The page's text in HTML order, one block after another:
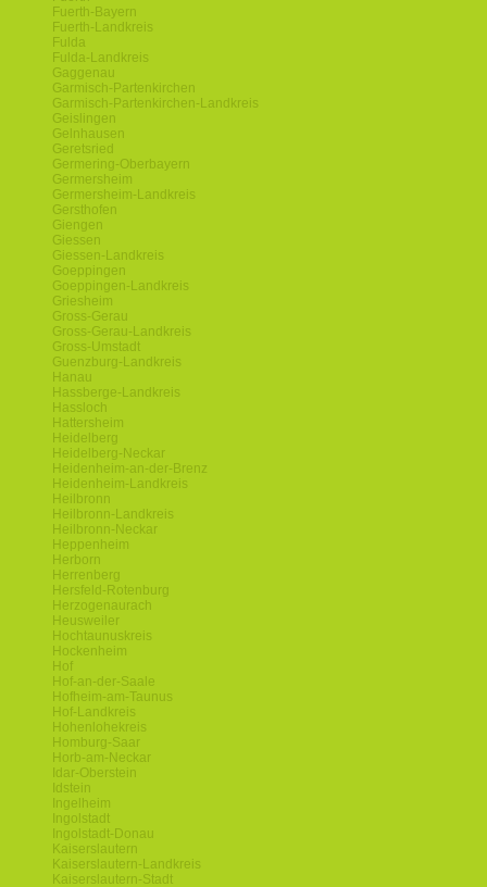
Fuerth-Bayern
Fuerth-Landkreis
Fulda
Fulda-Landkreis
Gaggenau
Garmisch-Partenkirchen
Garmisch-Partenkirchen-Landkreis
Geislingen
Gelnhausen
Geretsried
Germering-Oberbayern
Germersheim
Germersheim-Landkreis
Gersthofen
Giengen
Giessen
Giessen-Landkreis
Goeppingen
Goeppingen-Landkreis
Griesheim
Gross-Gerau
Gross-Gerau-Landkreis
Gross-Umstadt
Guenzburg-Landkreis
Hanau
Hassberge-Landkreis
Hassloch
Hattersheim
Heidelberg
Heidelberg-Neckar
Heidenheim-an-der-Brenz
Heidenheim-Landkreis
Heilbronn
Heilbronn-Landkreis
Heilbronn-Neckar
Heppenheim
Herborn
Herrenberg
Hersfeld-Rotenburg
Herzogenaurach
Heusweiler
Hochtaunuskreis
Hockenheim
Hof
Hof-an-der-Saale
Hofheim-am-Taunus
Hof-Landkreis
Hohenlohekreis
Homburg-Saar
Horb-am-Neckar
Idar-Oberstein
Idstein
Ingelheim
Ingolstadt
Ingolstadt-Donau
Kaiserslautern
Kaiserslautern-Landkreis
Kaiserslautern-Stadt